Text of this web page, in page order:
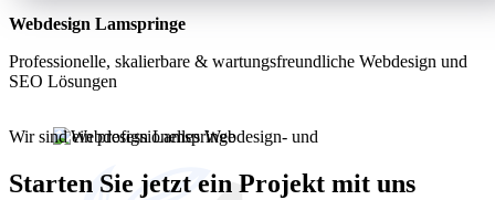
Webdesign Lamspringe
Professionelle, skalierbare & wartungsfreundliche Webdesign und
SEO Lösungen
Wir sind ein professionelles Webdesign- und
und kostengünstige Webdesignlösungen
Starten Sie jetzt ein Projekt mit uns